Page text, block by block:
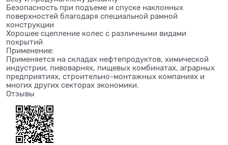
Безопасность при подъеме и спуске наклонных
поверхностей благодаря специальной рамной
конструкции
Хорошее сцепление колес с различными видами
покрытий
Применение:
Применяется на складах нефтепродуктов, химической
индустрии, пивоварнях, пищевых комбинатах, аграрных
предприятиях, строительно-монтажных компаниях и
многих других секторах экономики.
Отзывы